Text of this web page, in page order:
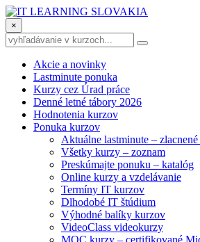
×
Akcie a novinky
Lastminute ponuka
Kurzy cez Úrad práce
Denné letné tábory 2026
Hodnotenia kurzov
Ponuka kurzov
Aktuálne lastminute –
Všetky kurzy – zoznam
Preskúmajte ponuku – katalóg
Online kurzy a vzdelávanie
Termíny IT kurzov
Dlhodobé IT štúdium
Výhodné balíky kurzov
VideoClass videokurzy
MOC kurzy – certifikované